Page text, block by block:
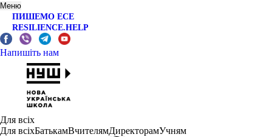
Меню
ПИШЕМО ЕСЕ
RESILIENCE.HELP
Напишіть нам
Для всіх
Для всіхБатькамВчителямДиректорамУчням